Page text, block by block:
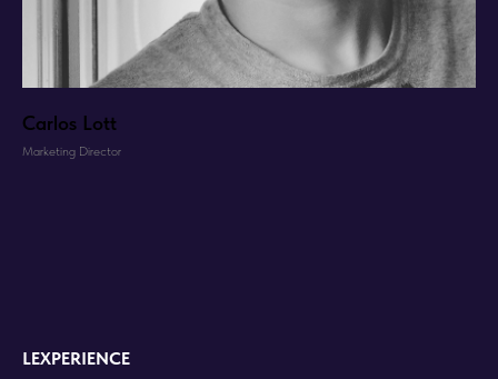
Carlos Lott
Marketing Director
LEXPERIENCE